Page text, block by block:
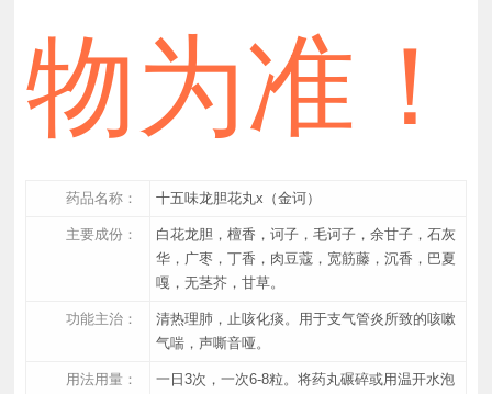
物为准！
药品名称： 十五味龙胆花丸x（金诃）
主要成份：
白花龙胆，檀香，诃子，毛诃子，余甘子，石灰
华，广枣，丁香，肉豆蔻，宽筋藤，沉香，巴夏
嘎，无茎芥，甘草。
功能主治：
清热理肺，止咳化痰。用于支气管炎所致的咳嗽
气喘，声嘶音哑。
用法用量：
一日3次，一次6-8粒。将药丸碾碎或用温开水泡